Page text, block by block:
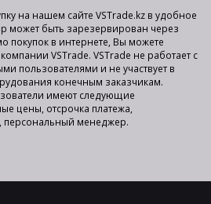
на нашем сайте VSTrade.kz в удобное
может быть зарезервирован через
покупок в интернете, Вы можете
VSTrade. VSTrade не работает с
пользователями и не участвует в
конечным заказчикам.
имеют следующие
цены, отсрочка платежа,
персональный менеджер.